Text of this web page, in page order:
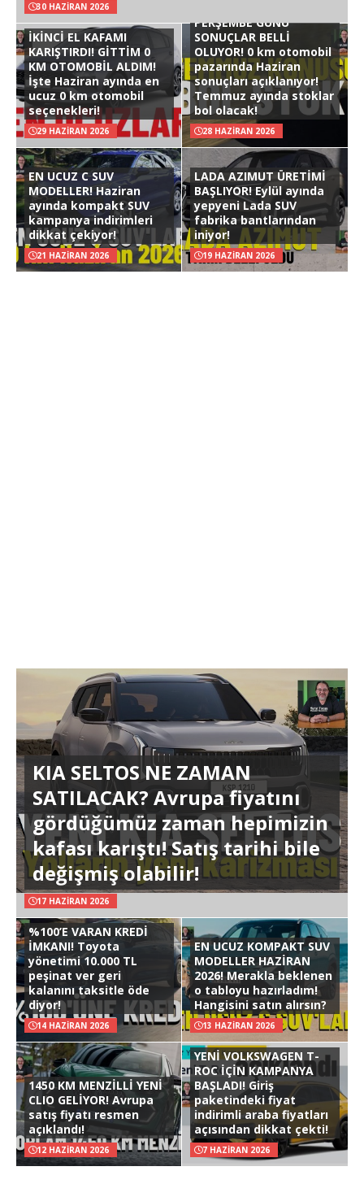
30 HAZIRAN 2026
İKİNCİ EL KAFAMI
KARIŞTIRDI! GİTTİM 0
KM OTOMOBİL ALDIM!
İşte Haziran ayında en
ucuz 0 km otomobil
seçenekleri!
29 HAZIRAN 2026
PERŞEMBE GÜNÜ
SONUÇLAR BELLİ
OLUYOR! 0 km otomobil
pazarında Haziran
sonuçları açıklanıyor!
Temmuz ayında stoklar
bol olacak!
28 HAZIRAN 2026
EN UCUZ C SUV
MODELLER! Haziran
ayında kompakt SUV
kampanya indirimleri
dikkat çekiyor!
21 HAZIRAN 2026
LADA AZIMUT ÜRETİMİ
BAŞLIYOR! Eylül ayında
yepyeni Lada SUV
fabrika bantlarından
iniyor!
19 HAZIRAN 2026
KIA SELTOS NE ZAMAN
SATILACAK? Avrupa fiyatını
gördüğümüz zaman hepimizin
kafası karıştı! Satış tarihi bile
değişmiş olabilir!
17 HAZIRAN 2026
%100’E VARAN KREDİ
İMKANI! Toyota
yönetimi 10.000 TL
peşinat ver geri
kalanını taksitle öde
diyor!
14 HAZIRAN 2026
EN UCUZ KOMPAKT SUV
MODELLER HAZİRAN
2026! Merakla beklenen
o tabloyu hazırladım!
Hangisini satın alırsın?
13 HAZIRAN 2026
1450 KM MENZİLLİ YENİ
CLIO GELİYOR! Avrupa
satış fiyatı resmen
açıklandı!
12 HAZIRAN 2026
YENİ VOLKSWAGEN T-
ROC İÇİN KAMPANYA
BAŞLADI! Giriş
paketindeki fiyat
indirimli araba fiyatları
açısından dikkat çekti!
7 HAZIRAN 2026